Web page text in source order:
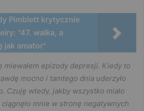
Pimblett krytycznie
"47. walka, a
jak amator"
miewałem epizody depresji. Kiedy to
mocno i tamtego dnia uderzyło
Czuję wtedy, jakby wszystko miało
ciągnęło mnie w stronę negatywnych